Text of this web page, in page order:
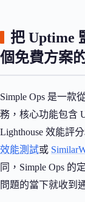
把 Uptime
個免費方案
Simple Ops 是一款
務，核心功能包含
Lighthouse 效能評
效能測試或
同，Simple Ops 的
問題的當下就收到